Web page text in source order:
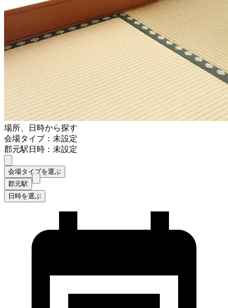
場所、日時から探す
会場タイプ：未設定
郡元駅日時：未設定
会場タイプを選ぶ
郡元駅
日時を選ぶ